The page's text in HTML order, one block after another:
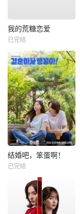
我的荒糖恋爱
已完结
结婚吧，笨蛋啊！
已完结